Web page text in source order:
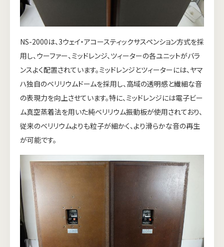
NS-2000は、3ウェイ・アコースティックサスペンション方式を採
用し、ウーファー、ミッドレンジ、ツィーターの各ユニットがバラ
ンスよく配置されています。ミッドレンジとツィーターには、ヤマ
ハ独自のベリリウムドームを採用し、高域の透明感と繊細な音
の表現力を向上させています。特に、ミッドレンジには電子ビー
ム真空蒸着法を用いた純ベリリウム振動板が使用されており、
従来のベリリウムよりも粒子が細かく、より滑らかな音の再生
が可能です。